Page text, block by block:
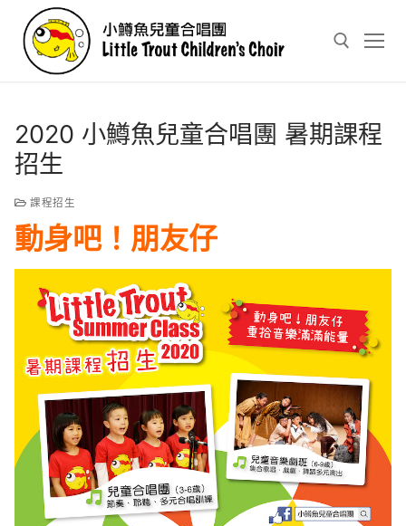
content
2020 小鱒魚兒童合唱團 暑期課程
招生
課程招生
動身吧！朋友仔